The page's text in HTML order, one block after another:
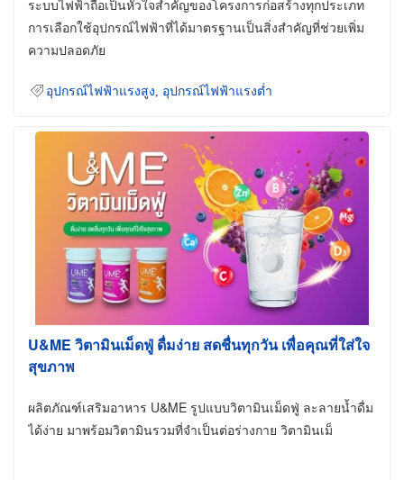
ระบบไฟฟ้าถือเป็นหัวใจสำคัญของโครงการก่อสร้างทุกประเภท
การเลือกใช้อุปกรณ์ไฟฟ้าที่ได้มาตรฐานเป็นสิ่งสำคัญที่ช่วยเพิ่ม
ความปลอดภัย
อุปกรณ์ไฟฟ้าแรงสูง อุปกรณ์ไฟฟ้าแรงต่ำ
U&ME วิตามินเม็ดฟู่ ดื่มง่าย สดชื่นทุกวัน เพื่อคุณที่ใส่ใจ
สุขภาพ
ผลิตภัณฑ์เสริมอาหาร U&ME รูปแบบวิตามินเม็ดฟู่ ละลายน้ำดื่ม
ได้ง่าย มาพร้อมวิตามินรวมที่จำเป็นต่อร่างกาย วิตามินเม็